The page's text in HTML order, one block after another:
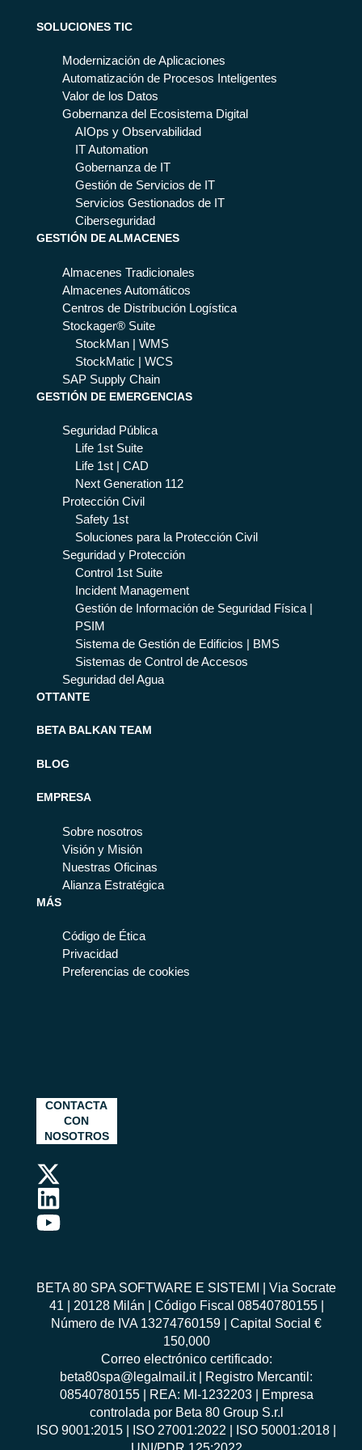
SOLUCIONES TIC
Modernización de Aplicaciones
Automatización de Procesos Inteligentes
Valor de los Datos
Gobernanza del Ecosistema Digital
AIOps y Observabilidad
IT Automation
Gobernanza de IT
Gestión de Servicios de IT
Servicios Gestionados de IT
Ciberseguridad
GESTIÓN DE ALMACENES
Almacenes Tradicionales
Almacenes Automáticos
Centros de Distribución Logística
Stockager® Suite
StockMan | WMS
StockMatic | WCS
SAP Supply Chain
GESTIÓN DE EMERGENCIAS
Seguridad Pública
Life 1st Suite
Life 1st | CAD
Next Generation 112
Protección Civil
Safety 1st
Soluciones para la Protección Civil
Seguridad y Protección
Control 1st Suite
Incident Management
Gestión de Información de Seguridad Física |
PSIM
Sistema de Gestión de Edificios | BMS
Sistemas de Control de Accesos
Seguridad del Agua
OTTANTE
BETA BALKAN TEAM
BLOG
EMPRESA
Sobre nosotros
Visión y Misión
Nuestras Oficinas
Alianza Estratégica
MÁS
Código de Ética
Privacidad
Preferencias de cookies
CONTACTA
CON
NOSOTROS
BETA 80 SPA SOFTWARE E SISTEMI | Via Socrate
41 | 20128 Milán | Código Fiscal 08540780155 |
Número de IVA 13274760159 | Capital Social €
150,000
Correo electrónico certificado:
beta80spa@legalmail.it | Registro Mercantil:
08540780155 | REA: MI-1232203 | Empresa
controlada por Beta 80 Group S.r.l
ISO 9001:2015
ISO 27001:2022 ISO 50001:2018